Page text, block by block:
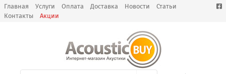
Главная Услуги Оплата Доставка Новости
Статьи
Контакты
Акции